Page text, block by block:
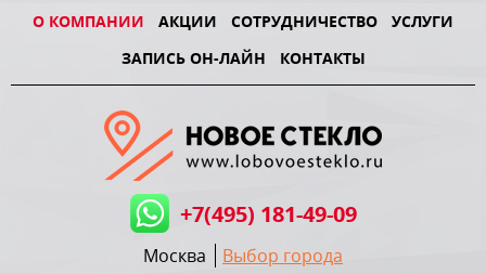
О КОМПАНИИ АКЦИИ СОТРУДНИЧЕСТВО
УСЛУГИ
ЗАПИСЬ ОН-ЛАЙН
КОНТАКТЫ
+7(495) 181-49-09
Москва Выбор города